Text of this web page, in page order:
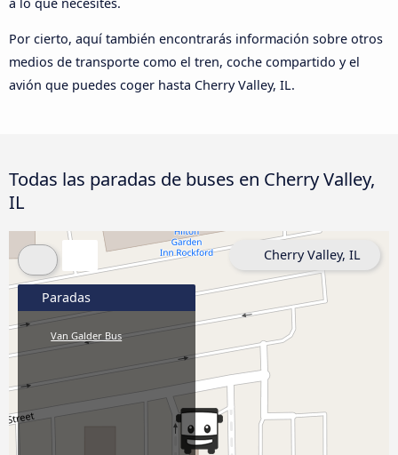
Por cierto, aquí también encontrarás información sobre otros
medios de transporte como el tren, coche compartido y el
avión que puedes coger hasta Cherry Valley, IL.
Todas las paradas de buses en Cherry Valley,
IL
Paradas
Van Galder Bus
Cherry Valley, IL